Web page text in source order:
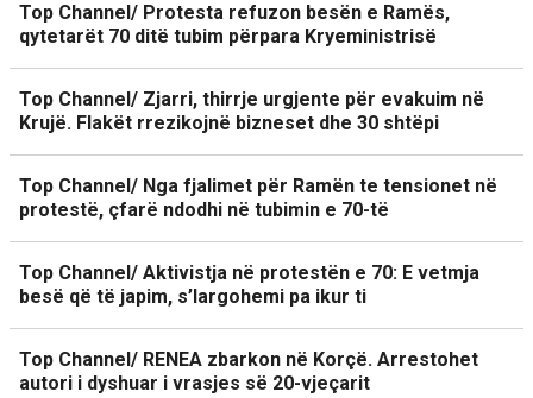
Top Channel/ Protesta refuzon besën e Ramës,
qytetarët 70 ditë tubim përpara Kryeministrisë
Top Channel/ Zjarri, thirrje urgjente për evakuim në
Krujë. Flakët rrezikojnë bizneset dhe 30 shtëpi
Top Channel/ Nga fjalimet për Ramën te tensionet në
protestë, çfarë ndodhi në tubimin e 70-të
Top Channel/ Aktivistja në protestën e 70: E vetmja
besë që të japim, s’largohemi pa ikur ti
Top Channel/ RENEA zbarkon në Korçë. Arrestohet
autori i dyshuar i vrasjes së 20-vjeçarit